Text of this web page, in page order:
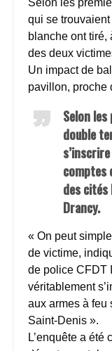
qui se
blanche ont tiré,
des deux
Un impact de
pavillon, proche
Selon
double
comptes
des cités
Drancy.
« On peut
de victime,
de police CFDT
véritablement
aux armes à feu
Saint-Denis ».
L’enquête a